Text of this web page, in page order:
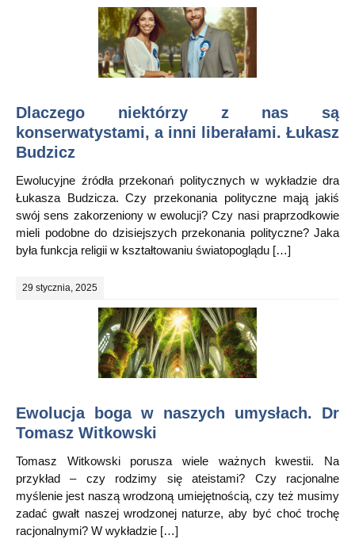
Dlaczego niektórzy z nas są
konserwatystami, a inni liberałami. Łukasz
Budzicz
Ewolucyjne źródła przekonań politycznych w wykładzie dra
Łukasza Budzicza. Czy przekonania polityczne mają jakiś
swój sens zakorzeniony w ewolucji? Czy nasi praprzodkowie
mieli podobne do dzisiejszych przekonania polityczne? Jaka
była funkcja religii w kształtowaniu światopoglądu […]
29 stycznia, 2025
Ewolucja boga w naszych umysłach. Dr
Tomasz Witkowski
Tomasz Witkowski porusza wiele ważnych kwestii. Na
przykład – czy rodzimy się ateistami? Czy racjonalne
myślenie jest naszą wrodzoną umiejętnością, czy też musimy
zadać gwałt naszej wrodzonej naturze, aby być choć trochę
racjonalnymi? W wykładzie […]